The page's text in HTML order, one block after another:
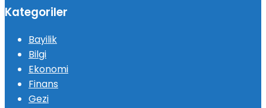
Kategoriler
Bayilik
Bilgi
Ekonomi
Finans
Gezi